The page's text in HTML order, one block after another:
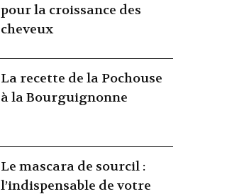
pour la croissance des
cheveux
La recette de la Pochouse
à la Bourguignonne
Le mascara de sourcil :
l’indispensable de votre